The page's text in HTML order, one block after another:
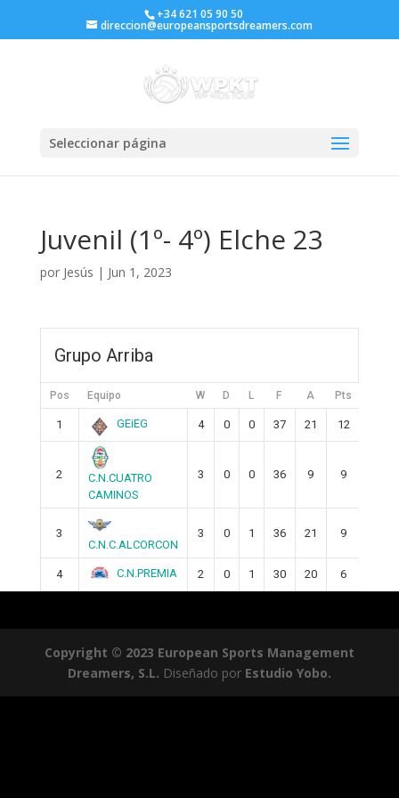
+34 621 05 90 50
direccion@europeansportsdreamers.com
Seleccionar página
Juvenil (1º- 4º) Elche 23
por Jesús | Jun 1, 2023
Grupo Arriba
Pos Equipo W D L F A Pts
1 GEiEG 4 0 0 37 21 12
2
C.N.CUATRO
CAMINOS
3 0 0 36 9 9
3
C.N.C.ALCORCON
3 0 1 36 21 9
4 C.N.PREMIA 2 0 1 30 20 6
Copyright © 2023 European Sports Management
Dreamers, S.L. Diseñado por Estudio Yobo.